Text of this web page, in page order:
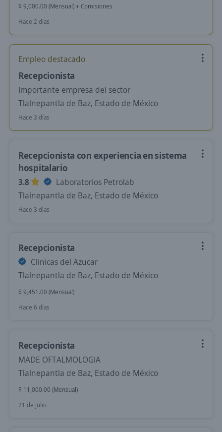
$ 9,000.00 (Mensual) + Comisiones
Hace 2 días
Empleo destacado
Recepcionista
Importante empresa del sector
Tlalnepantla de Baz, Estado de México
Hace 3 días
Recepcionista con experiencia en sistema
hospitalario
3.8
Laboratorios Petrolab
Tlalnepantla de Baz, Estado de México
Hace 3 días
Recepcionista
Clinicas del Azucar
Tlalnepantla de Baz, Estado de México
$ 9,451.00 (Mensual)
Hace 6 días
Recepcionista
MADE OFTALMOLOGIA
Tlalnepantla de Baz, Estado de México
$ 11,000.00 (Mensual)
21 de julio